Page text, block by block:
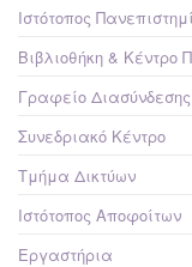
Ιστότοπος
Βιβλιοθήκη & Κέντρο
Γραφείο Διασύνδεσης
Συνεδριακό Κέντρο
Τμήμα Δικτύων
Ιστότοπος Αποφοίτων
Εργαστήρια